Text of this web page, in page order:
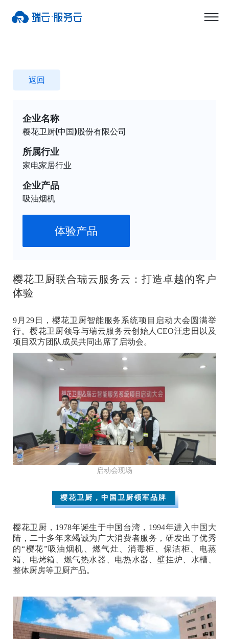
返回
企业名称
樱花卫厨(中国)股份有限公司
所属行业
家电家居行业
企业产品
吸油烟机
体验产品
樱花卫厨联合瑞云服务云：打造卓越的客户
体验
9月29日，樱花卫厨智能服务系统项目启动大会圆满举
行。樱花卫厨领导与瑞云服务云创始人CEO汪忠田以及
项目双方团队成员共同出席了启动会。
启动会现场
樱花卫厨，中国卫厨领军品牌
樱花卫厨，1978年诞生于中国台湾，1994年进入中国大
陆，二十多年来竭诚为广大消费者服务，研发出了优秀
的“樱花”吸油烟机、燃气灶、消毒柜、保洁柜、电蒸
箱、电烤箱、燃气热水器、电热水器、壁挂炉、水槽、
整体厨房等卫厨产品。